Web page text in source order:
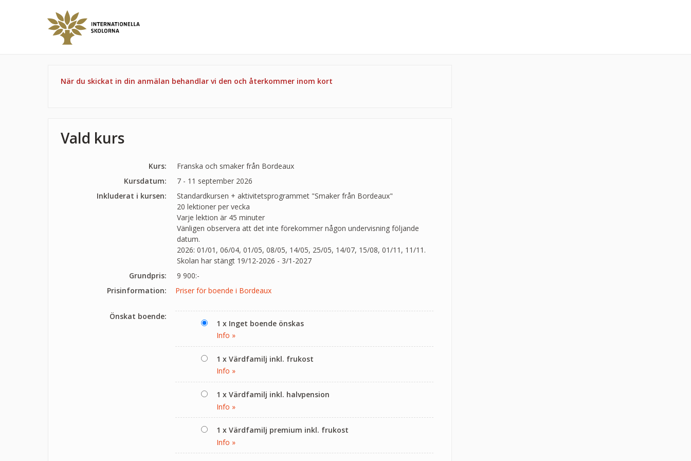
När du skickat in din anmälan behandlar vi den och återkommer inom kort
Vald kurs
Kurs:
Franska och smaker från Bordeaux
Kursdatum:
7 - 11 september 2026
Inkluderat i kursen:
Standardkursen + aktivitetsprogrammet "Smaker från Bordeaux"
20 lektioner per vecka
Varje lektion är 45 minuter
Vänligen observera att det inte förekommer någon undervisning följande
datum.
2026: 01/01, 06/04, 01/05, 08/05, 14/05, 25/05, 14/07, 15/08, 01/11, 11/11.
Skolan har stängt 19/12-2026 - 3/1-2027
Grundpris:
9 900:-
Prisinformation:
Priser för boende i Bordeaux
Önskat boende:
1 x Inget boende önskas
Info »
1 x Värdfamilj inkl. frukost
Info »
1 x Värdfamilj inkl. halvpension
Info »
1 x Värdfamilj premium inkl. frukost
Info »